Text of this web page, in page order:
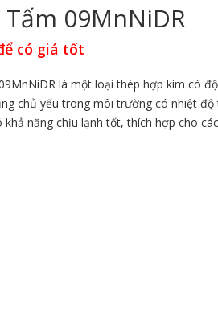
09MnNiDR
có giá tốt
là một loại thép hợp kim có
chủ yếu trong môi trường có nhiệt độ
khả năng chịu lạnh tốt, thích hợp cho